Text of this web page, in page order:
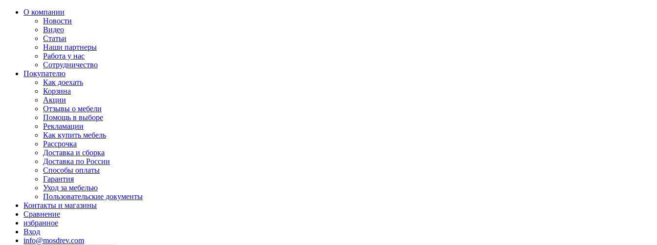
О компании
Новости
Видео
Статьи
Наши партнеры
Работа у нас
Сотрудничество
Покупателю
Как доехать
Корзина
Акции
Отзывы о мебели
Помощь в выборе
Рекламации
Как купить мебель
Рассрочка
Доставка и сборка
Доставка по России
Способы оплаты
Гарантия
Уход за мебелью
Пользовательские документы
Контакты и магазины
Сравнение
избранное
Вход
info@mosdrev.com